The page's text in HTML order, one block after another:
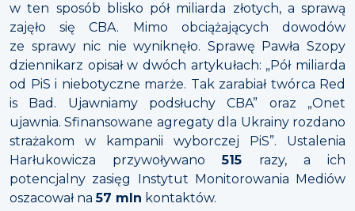
w ten sposób blisko pół miliarda złotych, a sprawą
zajęło się CBA. Mimo obciążających dowodów
ze sprawy nic nie wyniknęło. Sprawę Pawła Szopy
dziennikarz opisał w dwóch artykułach: „Pół miliarda
od PiS i niebotyczne marże. Tak zarabiał twórca Red
is Bad. Ujawniamy podsłuchy CBA” oraz „Onet
ujawnia. Sfinansowane agregaty dla Ukrainy rozdano
strażakom w kampanii wyborczej PiS”. Ustalenia
Harłukowicza przywoływano515 razy, a ich
potencjalny zasięg Instytut Monitorowania Mediów
oszacował na57 mln kontaktów.